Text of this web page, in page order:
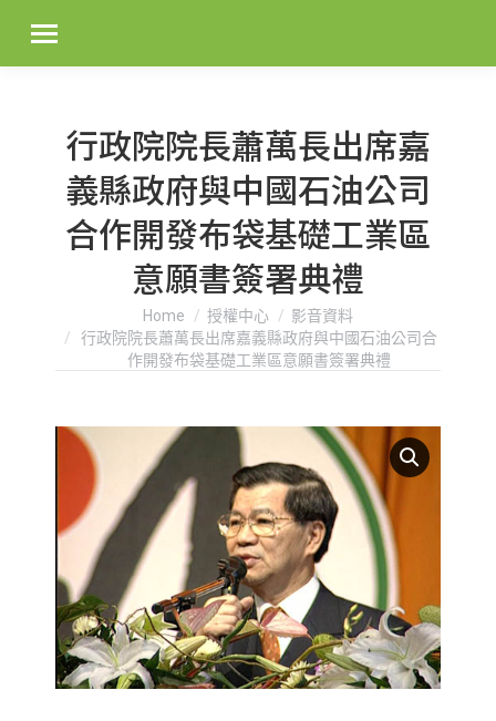
行政院院長蕭萬長出席嘉
義縣政府與中國石油公司
合作開發布袋基礎工業區
意願書簽署典禮
You are here:Home 授權中心
影音資料
行政院院長蕭萬長出席嘉義縣政府與中國石油公司合
作開發布袋基礎工業區意願書簽署典禮